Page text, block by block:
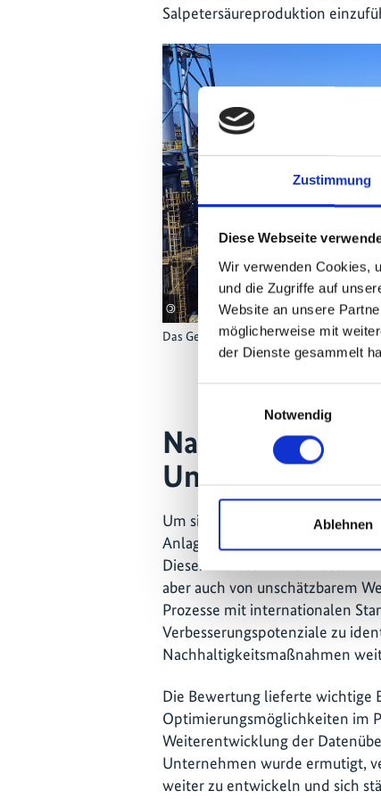
Zustimmung
Diese Webseite
Wir verwenden Cookies,
und die Zugriffe auf
Website an unsere
möglicherweise mit
der Dienste gesammelt
Notwendig
Ablehnen
©
Das Gelände von Rustavi Azot.
Salpetersäureproduktion
Nachhaltigkeit
Unternehmens
Um sich für eine Förderung
Anlagenbetreiber einen
Dieser Prozess war für Rustavi
aber auch von unschätzbarem
Prozesse mit internationalen
Verbesserungspotenziale zu
Nachhaltigkeitsmaßnahmen
Die Bewertung lieferte wichtige
Optimierungsmöglichkeiten im
Weiterentwicklung der
Unternehmen wurde ermutigt,
weiter zu entwickeln und sich